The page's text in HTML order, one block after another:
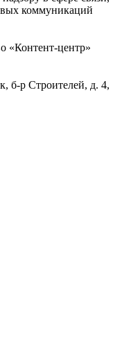
коммуникаций
«Контент-центр»
б-р Строителей, д. 4,